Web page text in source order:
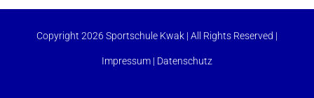
Copyright 2026 Sportschule Kwak | All Rights Reserved |
Impressum | Datenschutz